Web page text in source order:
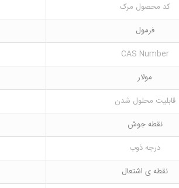
کد محصول مرک
فرمول
CAS Number
مولار
قابلیت محلول شدن
نقطه جوش
درجه ذوب
نقطه ی اشتعال